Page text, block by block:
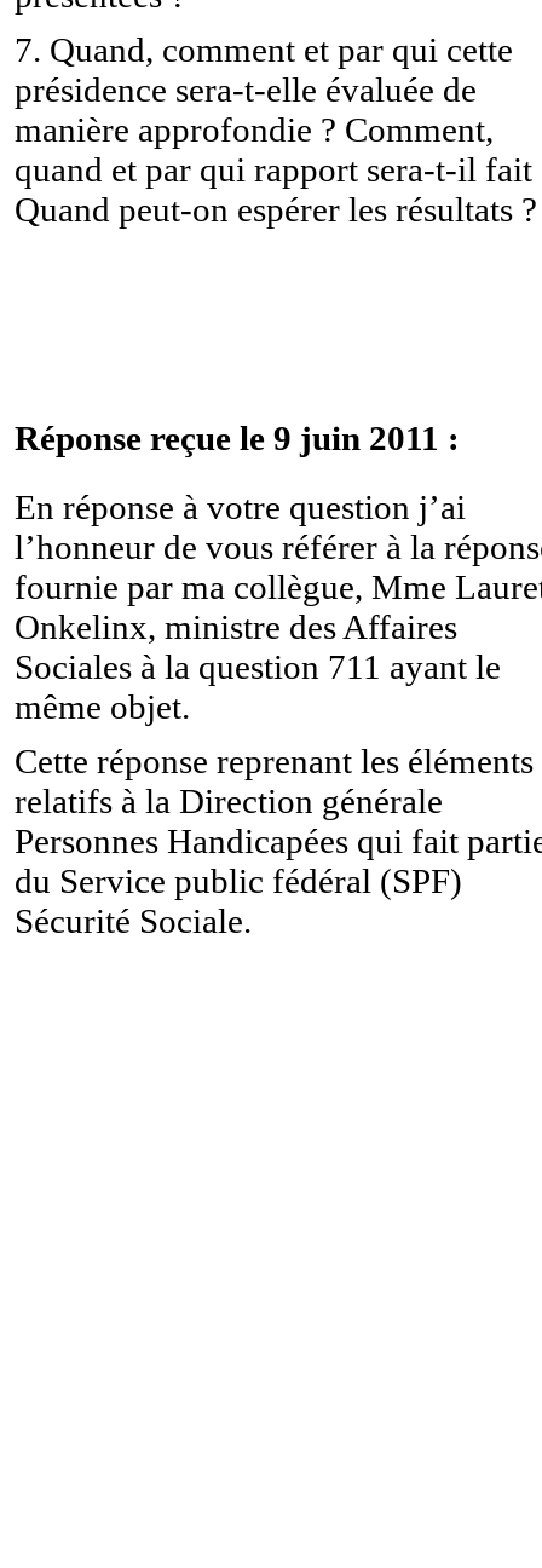
7. Quand, comment et par qui cette
présidence sera-t-elle évaluée de
manière approfondie ? Comment,
quand et par qui rapport sera-t-il fait
Quand peut-on espérer les résultats ?
Réponse reçue le 9 juin 2011 :
En réponse à votre question j’ai
l’honneur de vous référer à la
fournie par ma collègue, Mme
Onkelinx, ministre des Affaires
Sociales à la question 711 ayant le
même objet.
Cette réponse reprenant les éléments
relatifs à la Direction générale
Personnes Handicapées qui fait
du Service public fédéral (SPF)
Sécurité Sociale.